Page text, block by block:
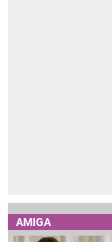
AMIGA